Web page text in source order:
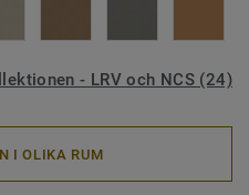
- LRV och NCS (24)
I OLIKA RUM